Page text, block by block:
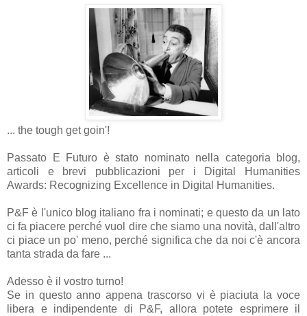
... the tough get goin'!
Passato E Futuro è stato nominato nella categoria blog,
articoli e brevi pubblicazioni per i Digital Humanities
Awards: Recognizing Excellence in Digital Humanities.
P&F è l'unico blog italiano fra i nominati; e questo da un lato
ci fa piacere perché vuol dire che siamo una novità, dall'altro
ci piace un po' meno, perché significa che da noi c'è ancora
tanta strada da fare ...
Adesso è il vostro turno!
Se in questo anno appena trascorso vi è piaciuta la voce
libera e indipendente di P&F, allora potete esprimere il